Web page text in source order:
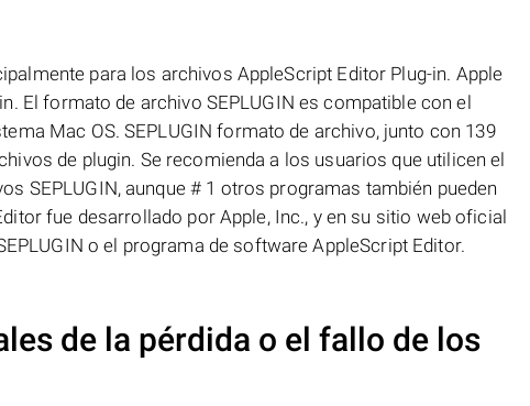
para los archivos AppleScript Editor Plug-in. Apple
El formato de archivo SEPLUGIN es compatible con el
Mac OS. SEPLUGIN formato de archivo, junto con 139
de plugin. Se recomienda a los usuarios que utilicen el
SEPLUGIN, aunque # 1 otros programas también pueden
fue desarrollado por Apple, Inc., y en su sitio web oficial
o el programa de software AppleScript Editor.
de la pérdida o el fallo de los